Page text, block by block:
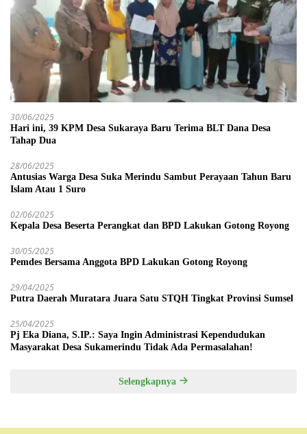
30/06/2025
Hari ini, 39 KPM Desa Sukaraya Baru Terima BLT Dana Desa
Tahap Dua
28/06/2025
Antusias Warga Desa Suka Merindu Sambut Perayaan Tahun Baru
Islam Atau 1 Suro
02/06/2025
Kepala Desa Beserta Perangkat dan BPD Lakukan Gotong Royong
30/05/2025
Pemdes Bersama Anggota BPD Lakukan Gotong Royong
29/04/2025
Putra Daerah Muratara Juara Satu STQH Tingkat Provinsi Sumsel
25/04/2025
Pj Eka Diana, S.IP.: Saya Ingin Administrasi Kependudukan
Masyarakat Desa Sukamerindu Tidak Ada Permasalahan!
Selengkapnya